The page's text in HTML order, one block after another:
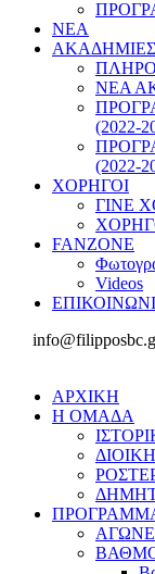
ΝΕΑ
ΑΚΑΔΗΜΙΕΣ
ΝΕΑ
(2022-
(2022-
ΧΟΡΗΓΟΙ
ΓΙΝΕ
FANZONE
Videos
ΑΡΧΙΚΗ
Η ΟΜΑΔΑ